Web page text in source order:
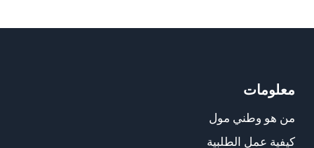
معلومات
من هو وطني مول
كيفية عمل الطلبية